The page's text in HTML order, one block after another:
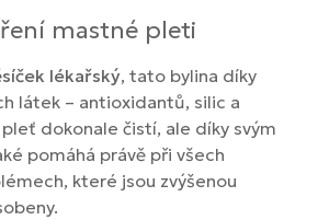
mastné pleti
lékařský, tato bylina díky
látek – antioxidantů, silic a
dokonale čistí, ale díky svým
pomáhá právě při všech
které jsou zvýšenou